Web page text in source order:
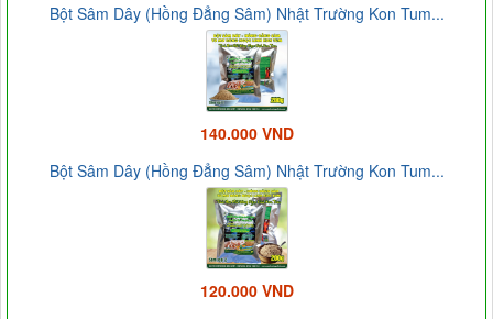
Bột Sâm Dây (Hồng Đẳng Sâm) Nhật Trường Kon Tum...
140.000 VND
Bột Sâm Dây (Hồng Đẳng Sâm) Nhật Trường Kon Tum...
120.000 VND